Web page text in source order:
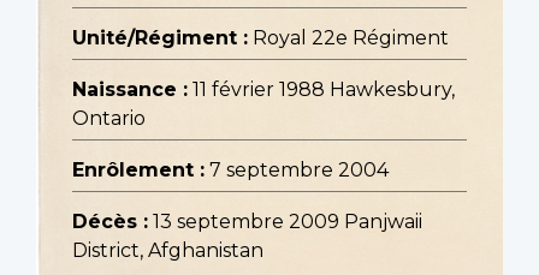
Unité/Régiment : Royal 22e Régiment
Naissance : 11 février 1988 Hawkesbury,
Ontario
Enrôlement : 7 septembre 2004
Décès : 13 septembre 2009 Panjwaii
District, Afghanistan